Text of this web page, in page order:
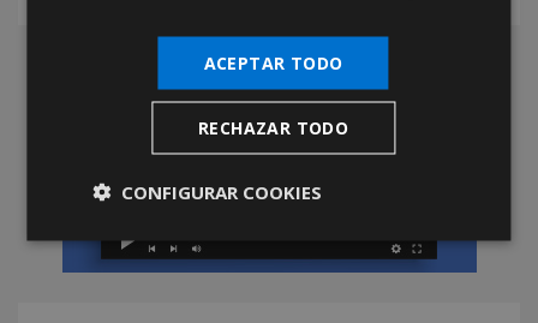
ACEPTAR TODO
RECHAZAR TODO
CONFIGURAR COOKIES